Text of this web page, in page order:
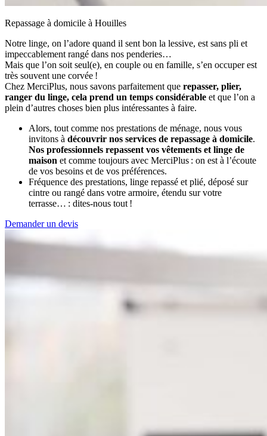
Repassage à domicile à Houilles
Notre linge, on l’adore quand il sent bon la lessive, est sans pli et
impeccablement rangé dans nos penderies…
Mais que l’on soit seul(e), en couple ou en famille, s’en occuper est
très souvent une corvée !
Chez MerciPlus, nous savons parfaitement que repasser, plier,
ranger du linge, cela prend un temps considérable et que l’on a
plein d’autres choses bien plus intéressantes à faire.
Alors, tout comme nos prestations de ménage, nous vous
invitons à découvrir nos services de repassage à domicile.
Nos professionnels repassent vos vêtements et linge de
maison et comme toujours avec MerciPlus : on est à l’écoute
de vos besoins et de vos préférences.
Fréquence des prestations, linge repassé et plié, déposé sur
cintre ou rangé dans votre armoire, étendu sur votre
terrasse… : dites-nous tout !
Demander un devis